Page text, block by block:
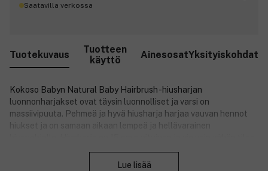
Saatavilla verkossa
Tuotekuvaus
Tuotteen
käyttö
AinesosatYksityiskohdat
Kokoso Babyn Natural Baby Hairbrush -hiusharjan
luonnonharjakset ovat täysin luonnolliset ja varsi on
massiivipuuta. Pehmeä ja hyvä hiusharja harjaa vauvan hennot
hiukset ja on samaan aikaan lempeä ja hellävarainen
säilytyspussi, joka suojaa hiusharjaa. Käytä hiusharjaa Kokoso
Lue lisää